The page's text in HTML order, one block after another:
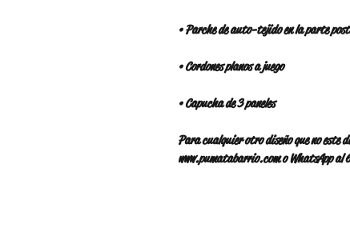
Para cualquier otro diseño que no este
www.pumatabarrio.com o WhatsApp al